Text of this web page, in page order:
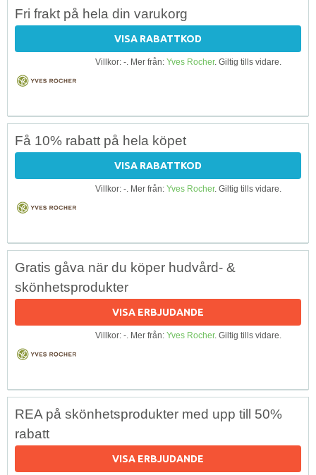
Fri frakt på hela din varukorg
VISA RABATTKOD
Villkor: -. Mer från: Yves Rocher. Giltig tills vidare.
Få 10% rabatt på hela köpet
VISA RABATTKOD
Villkor: -. Mer från: Yves Rocher. Giltig tills vidare.
Gratis gåva när du köper hudvård- &
skönhetsprodukter
VISA ERBJUDANDE
Villkor: -. Mer från: Yves Rocher. Giltig tills vidare.
REA på skönhetsprodukter med upp till 50%
rabatt
VISA ERBJUDANDE